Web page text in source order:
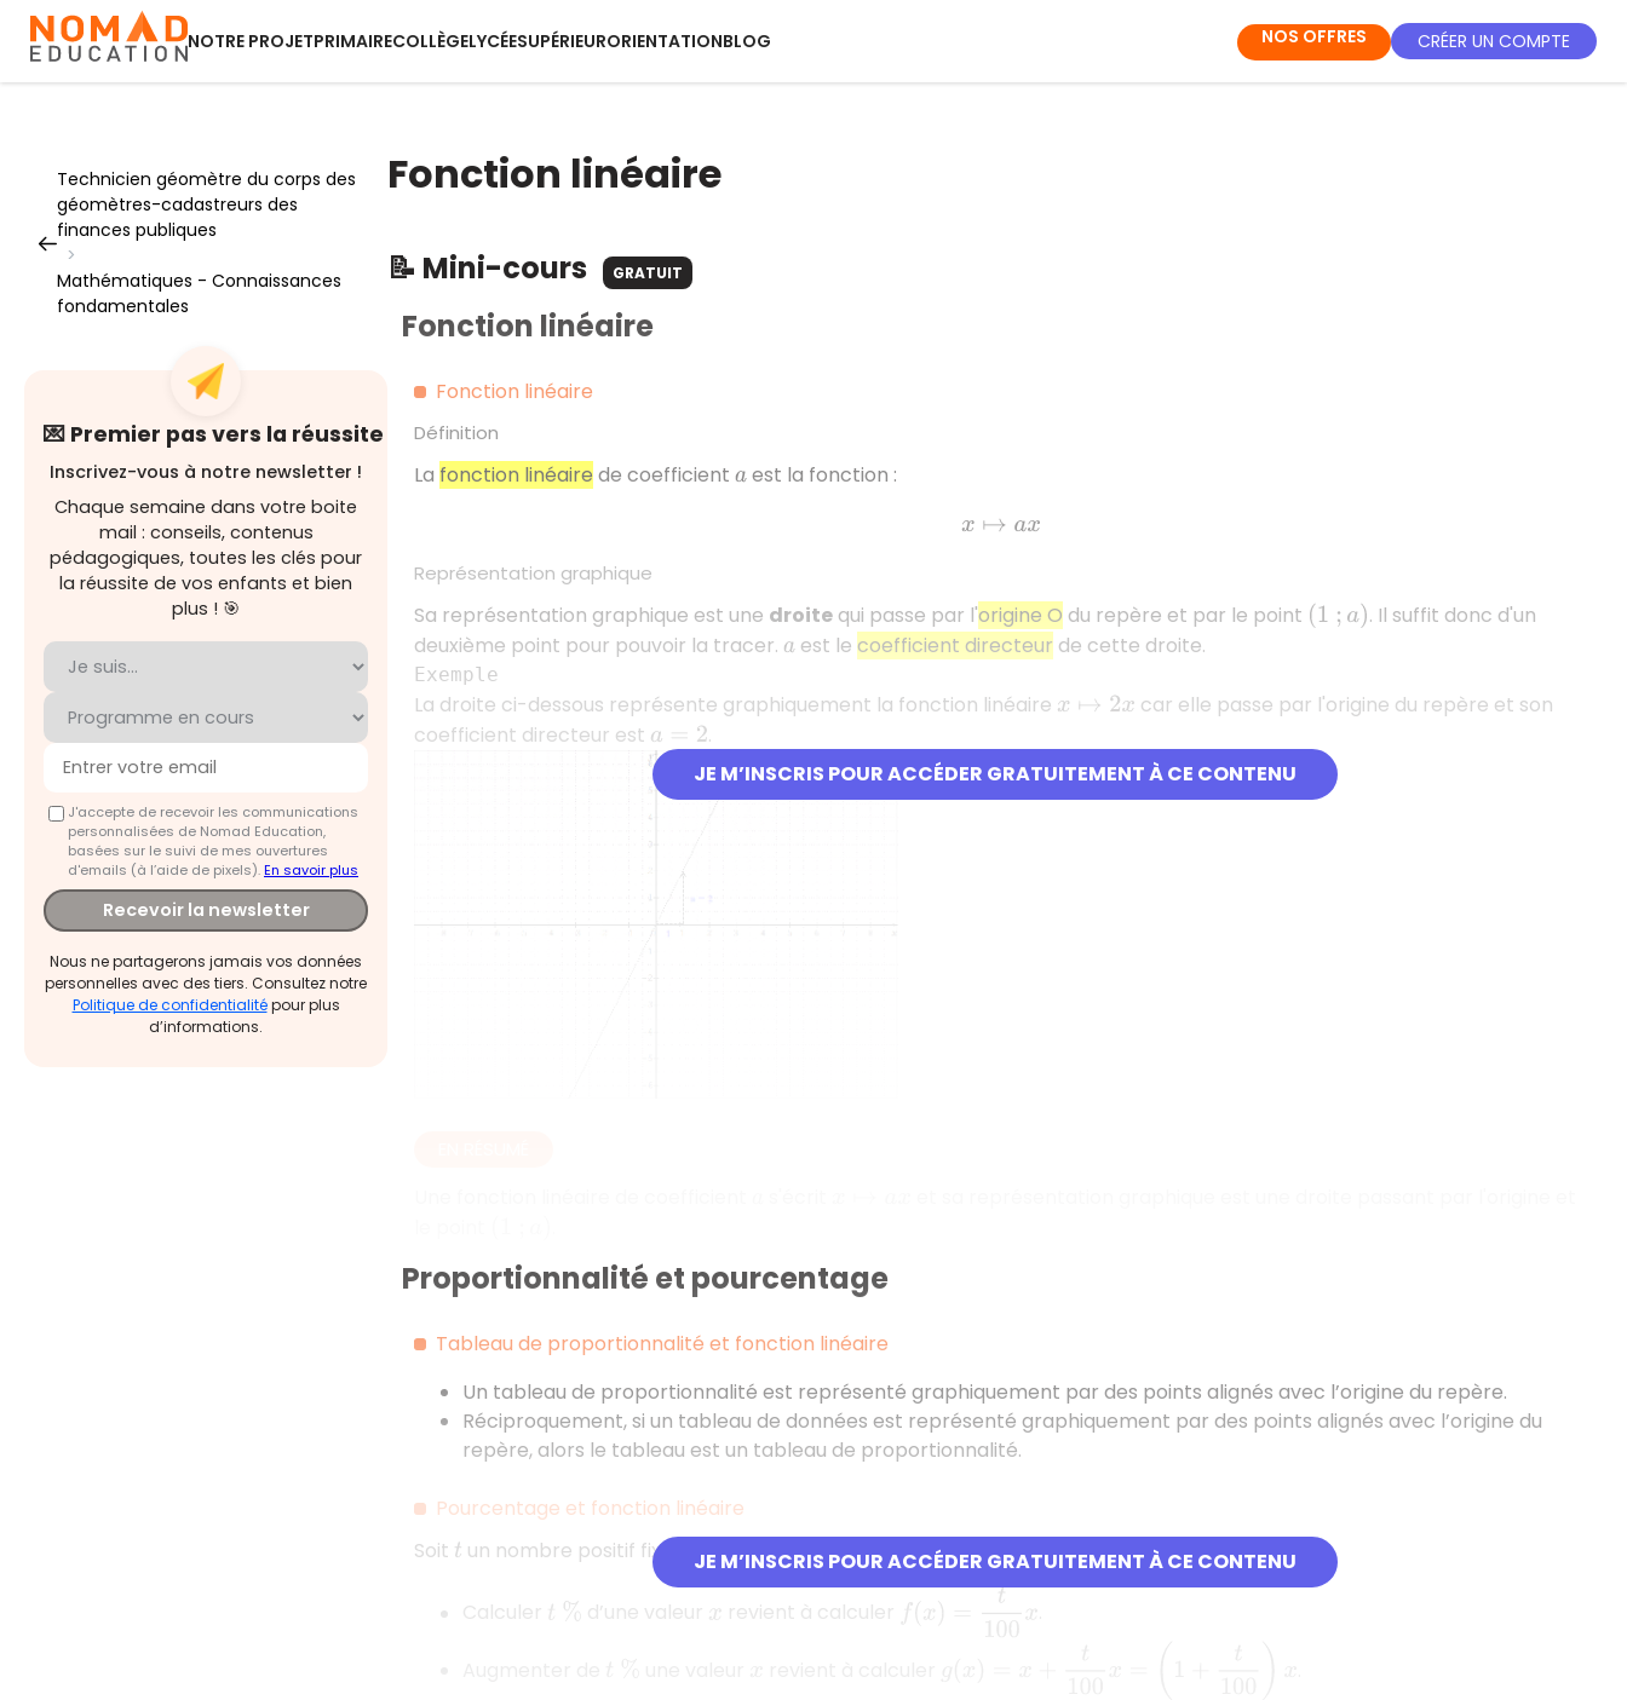
NOTRE PROJETPRIMAIRECOLLÈGELYCÉESUPÉRIEURORIENTATIONBLOG NOS OFFRES CRÉER UN COMPTE
Technicien géomètre du corps des
géomètres-cadastreurs des
finances publiques
>
Mathématiques - Connaissances
fondamentales
💌 Premier pas vers la réussite
Inscrivez-vous à notre newsletter !
Chaque semaine dans votre boite
mail : conseils, contenus
pédagogiques, toutes les clés pour
la réussite de vos enfants et bien
plus ! 🎯
J'accepte de recevoir les communications
personnalisées de Nomad Education,
basées sur le suivi de mes ouvertures
d'emails (à l’aide de pixels).En savoir plus
Recevoir la newsletter
Nous ne partagerons jamais vos données
personnelles avec des tiers. Consultez notre
Politique de confidentialitépour plus
d’informations.
Fonction linéaire
📝 Mini-cours GRATUIT
JE M’INSCRIS POUR ACCÉDER GRATUITEMENT À CE CONTENU
Fonction linéaire
Fonction linéaire
Définition
La fonction linéaire de coefficient aest la fonction :
x↦ax
Représentation graphique
Sa représentation graphique est une droitequi passe par l'origine O du repère et par le point (1; a )
. Il suffit donc d'un
deuxième point pour pouvoir la tracer. a est le coefficient directeur de cette droite.
Exemple
La droite ci-dessous représente graphiquement la fonction linéaire x↦ x
car elle passe par l'origine du repère et son
coefficient directeur est a= .
JE M’INSCRIS POUR ACCÉDER GRATUITEMENT À CE CONTENU
Proportionnalité et pourcentage
Tableau de proportionnalité et fonction linéaire
Un tableau de proportionnalité est représenté graphiquement par des points alignés avec l’origine du repère.
Réciproquement, si un tableau de données est représenté graphiquement par des points alignés avec l’origine du
repère, alors le tableau est un tableau de proportionnalité.
Pourcentage et fonction linéaire
Soit t un nombre positif fixé.
Calculer t % d’une valeur x revient à calculer (x =